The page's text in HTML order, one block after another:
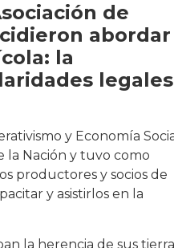
de
abordar
la
legales
y Economía
la Nación y tuvo como
productores y socios de
y asistirlos en la
la herencia de sus